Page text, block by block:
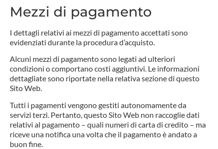
Mezzi di pagamento
I dettagli relativi ai mezzi di pagamento accettati sono
evidenziati durante la procedura d’acquisto.
Alcuni mezzi di pagamento sono legati ad ulteriori
condizioni o comportano costi aggiuntivi. Le informazioni
dettagliate sono riportate nella relativa sezione di questo
Sito Web.
Tutti i pagamenti vengono gestiti autonomamente da
servizi terzi. Pertanto, questo Sito Web non raccoglie dati
relativi al pagamento – quali numeri di carta di credito – ma
riceve una notifica una volta che il pagamento è andato a
buon fine.